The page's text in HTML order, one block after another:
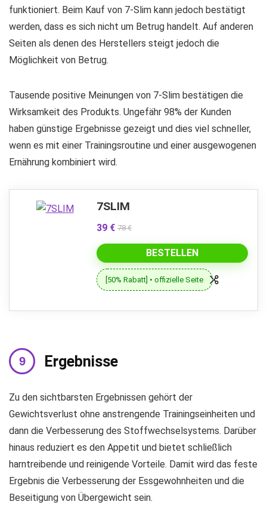
funktioniert. Beim Kauf von 7-Slim kann jedoch bestätigt
werden, dass es sich nicht um Betrug handelt. Auf anderen
Seiten als denen des Herstellers steigt jedoch die
Möglichkeit von Betrug.
Tausende positive Meinungen von 7-Slim bestätigen die
Wirksamkeit des Produkts. Ungefähr 98% der Kunden
haben günstige Ergebnisse gezeigt und dies viel schneller,
wenn es mit einer Trainingsroutine und einer ausgewogenen
Ernährung kombiniert wird.
7SLIM
39 € 78 €
BESTELLEN
[50% Rabatt] • offizielle Seite
Ergebnisse
Zu den sichtbarsten Ergebnissen gehört der
Gewichtsverlust ohne anstrengende Trainingseinheiten und
dann die Verbesserung des Stoffwechselsystems. Darüber
hinaus reduziert es den Appetit und bietet schließlich
harntreibende und reinigende Vorteile. Damit wird das feste
Ergebnis die Verbesserung der Essgewohnheiten und die
Beseitigung von Übergewicht sein.